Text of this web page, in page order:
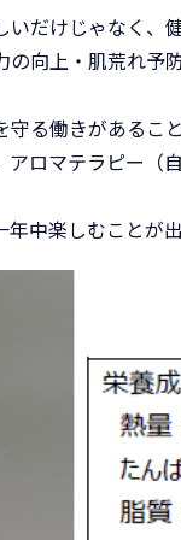
だけじゃなく、
向上・肌荒れ予
る働きがあるこ
ロマテラピー（
中楽しむことが出